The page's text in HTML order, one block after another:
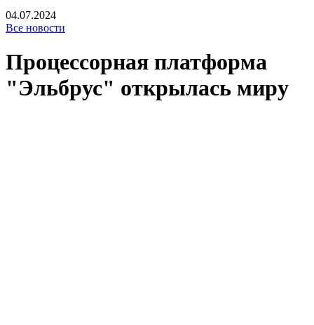
04.07.2024
Все новости
Процессорная платформа
"Эльбрус" открылась миру